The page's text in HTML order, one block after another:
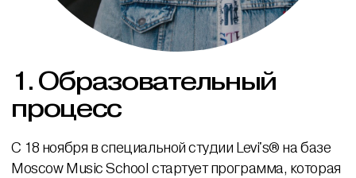
1. Образова­тельный
процесс
С 18 ноября в специальной студии Levi's® на базе
Moscow Music School стартует программа, которая